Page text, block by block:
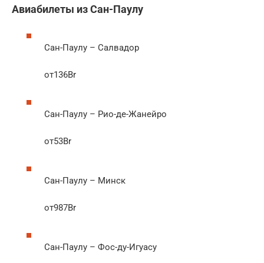
Авиабилеты из Сан-Паулу
Сан-Паулу – Салвадор
от136Br
Сан-Паулу – Рио-де-Жанейро
от53Br
Сан-Паулу – Минск
от987Br
Сан-Паулу – Фос-ду-Игуасу